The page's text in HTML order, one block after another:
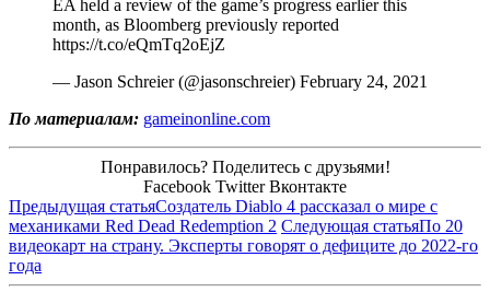
EA held a review of the game’s progress earlier this
month, as Bloomberg previously reported
https://t.co/eQmTq2oEjZ
— Jason Schreier (@jasonschreier) February 24, 2021
По материалам: gameinonline.com
Понравилось? Поделитесь с друзьями!
Facebook Twitter Вконтакте
Предыдущая статьяСоздатель Diablo 4 рассказал о мире с
механиками Red Dead Redemption 2 Следующая статьяПо 20
видеокарт на страну. Эксперты говорят о дефиците до 2022-го
года